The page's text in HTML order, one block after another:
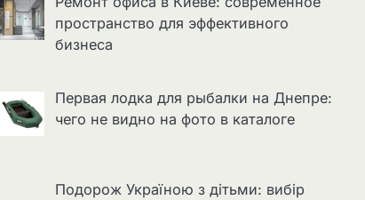
пространство для эффективного
бизнеса
Первая лодка для рыбалки на Днепре:
чего не видно на фото в каталоге
Подорож Україною з дітьми: вибір